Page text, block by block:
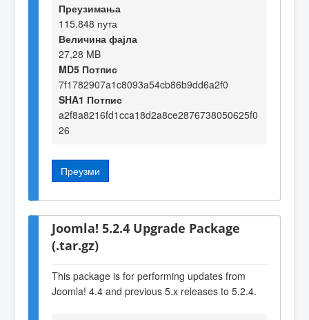
Преузимања
115.848 пута
Величина фајла
27,28 MB
MD5 Потпис
7f1782907a1c8093a54cb86b9dd6a2f0
SHA1 Потпис
a2f8a8216fd1cca18d2a8ce2876738050625f0
26
Преузми
Joomla! 5.2.4 Upgrade Package
(.tar.gz)
This package is for performing updates from
Joomla! 4.4 and previous 5.x releases to 5.2.4.